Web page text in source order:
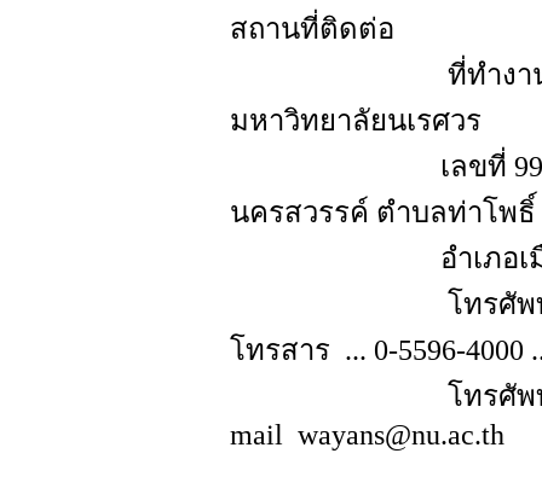
สถานที่ติดต่อ
ที่ทำงา
มหาวิทยาลัยนเรศวร
เลขที่ 99 หมู่ 9
นครสวรรค์ ตำบลท่าโพธิ์
อำเภอเมือง จัง
โทรศัพ
โทรสาร ... 0-5596-4000
โทรศัพท์เค
mail wayans@nu.ac.th